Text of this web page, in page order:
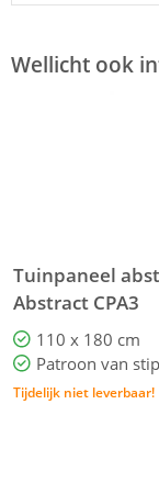
Wellicht ook
Tuinpaneel
Abstract CPA3
110 x 180 cm
Patroon van
Tijdelijk niet leverbaar!